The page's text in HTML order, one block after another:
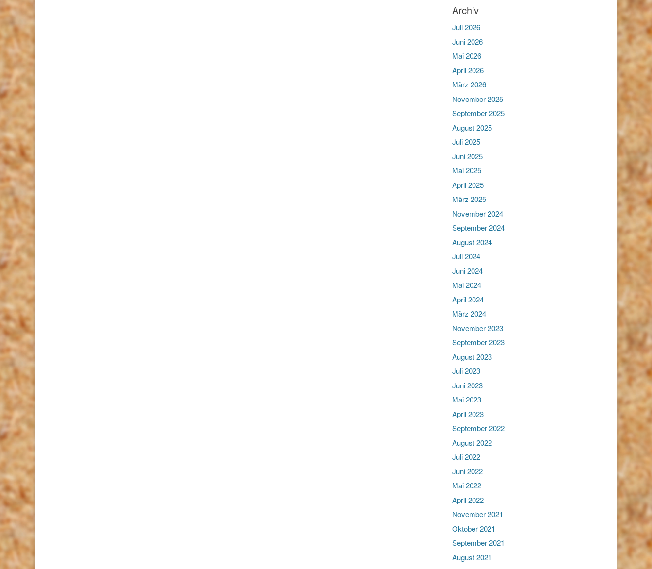
Archiv
Juli 2026
Juni 2026
Mai 2026
April 2026
März 2026
November 2025
September 2025
August 2025
Juli 2025
Juni 2025
Mai 2025
April 2025
März 2025
November 2024
September 2024
August 2024
Juli 2024
Juni 2024
Mai 2024
April 2024
März 2024
November 2023
September 2023
August 2023
Juli 2023
Juni 2023
Mai 2023
April 2023
September 2022
August 2022
Juli 2022
Juni 2022
Mai 2022
April 2022
November 2021
Oktober 2021
September 2021
August 2021